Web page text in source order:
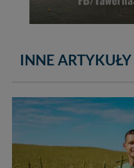
INNE